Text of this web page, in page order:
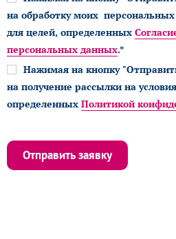
на обработку моих
для целей, определенных
персональных данных.*
Нажимая на кнопку
на получение рассылки на
определенных Политикой
Отправить заявку